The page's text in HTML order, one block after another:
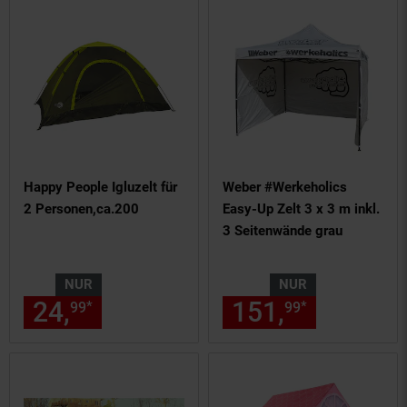
Happy People Igluzelt für
2 Personen,ca.200
NUR
24,99* € Sternchen
Weber #Werkeholics
Easy-Up Zelt 3 x 3 m inkl.
3 Seitenwände grau
NUR
151,99*